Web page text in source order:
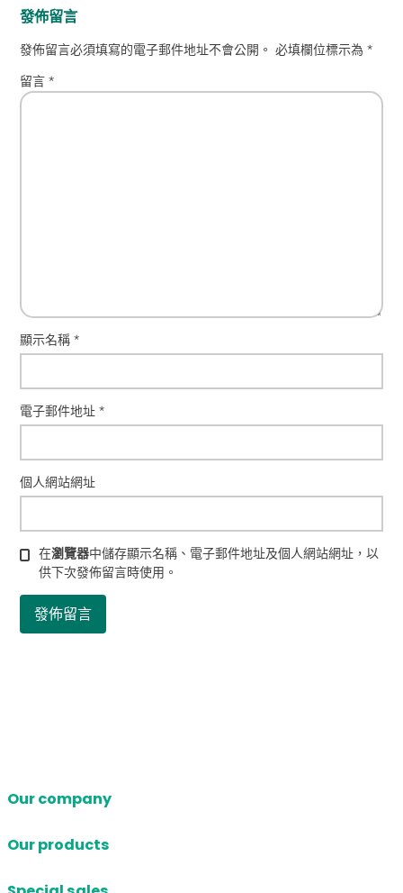
發佈留言
發佈留言必須填寫的電子郵件地址不會公開。 必填欄位標示為*
留言*
顯示名稱*
電子郵件地址*
個人網站網址
在瀏覽器中儲存顯示名稱、電子郵件地址及個人網站網址，以
供下次發佈留言時使用。
Our company
Our products